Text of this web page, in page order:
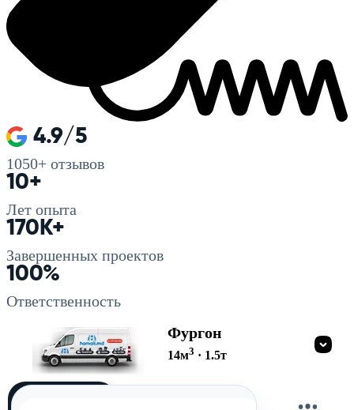
4.9/5
1050+ отзывов
10+
Лет опыта
170K+
Завершенных проектов
100%
Ответственность
Фургон
14м3 · 1.5т